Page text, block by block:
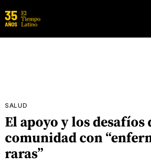
SALUD
El apoyo y los desafíos
comunidad con
raras”